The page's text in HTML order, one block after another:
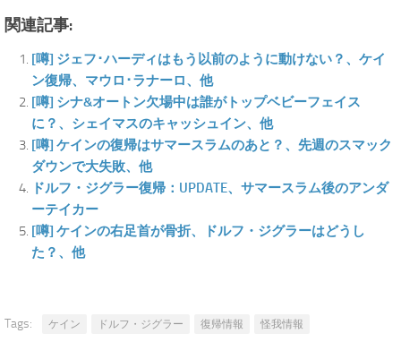
関連記事:
[噂] ジェフ･ハーディはもう以前のように動けない？、ケイ
ン復帰、マウロ･ラナーロ、他
[噂] シナ&オートン欠場中は誰がトップベビーフェイス
に？、シェイマスのキャッシュイン、他
[噂] ケインの復帰はサマースラムのあと？、先週のスマック
ダウンで大失敗、他
ドルフ・ジグラー復帰：UPDATE、サマースラム後のアンダ
ーテイカー
[噂] ケインの右足首が骨折、ドルフ・ジグラーはどうし
た？、他
Tags: ケイン ドルフ・ジグラー 復帰情報 怪我情報